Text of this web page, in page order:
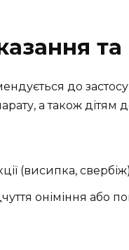
до
а також дітям
(висипка,
оніміння або